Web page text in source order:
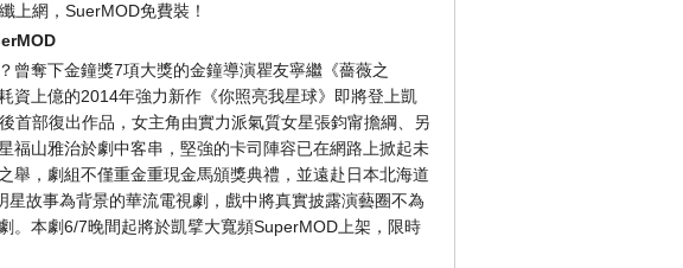
上網，SuerMOD免費裝！
曾奪下金鐘獎7項大獎的金鐘導演瞿友寧繼《薔薇之
資上億的2014年強力新作《你照亮我星球》即將登上凱
首部復出作品，女主角由實力派氣質女星張鈞甯擔綱、另
福山雅治於劇中客串，堅強的卡司陣容已在網路上掀起未
舉，劇組不僅重金重現金馬頒獎典禮，並遠赴日本北海道
故事為背景的華流電視劇，戲中將真實披露演藝圈不為
。本劇6/7晚間起將於凱擘大寬頻SuperMOD上架，限時